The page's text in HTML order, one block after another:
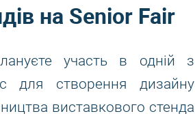
на Senior Fair
участь в одній з
для створення дизайну
виставкового стенда